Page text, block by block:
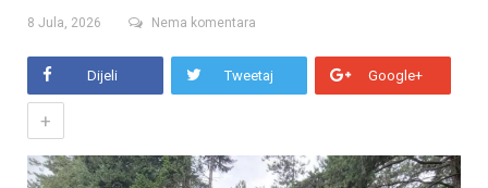
8 Jula, 2026 Nema komentara
Dijeli Tweetaj Google+
+